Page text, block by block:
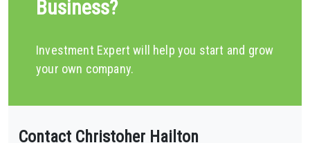
Business?
Investment Expert will help you start and grow
your own company.
Contact Christoher Hailton